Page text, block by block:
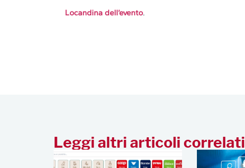
Locandina dell’evento.
Leggi altri articoli correlati